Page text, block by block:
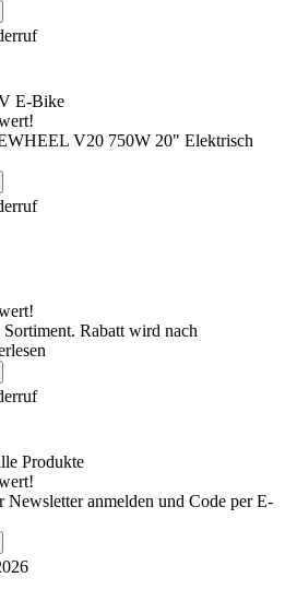
E-Bike
V20 750W 20" Elektrisch
Rabatt wird nach
Produkte
Newsletter anmelden und Code per E-